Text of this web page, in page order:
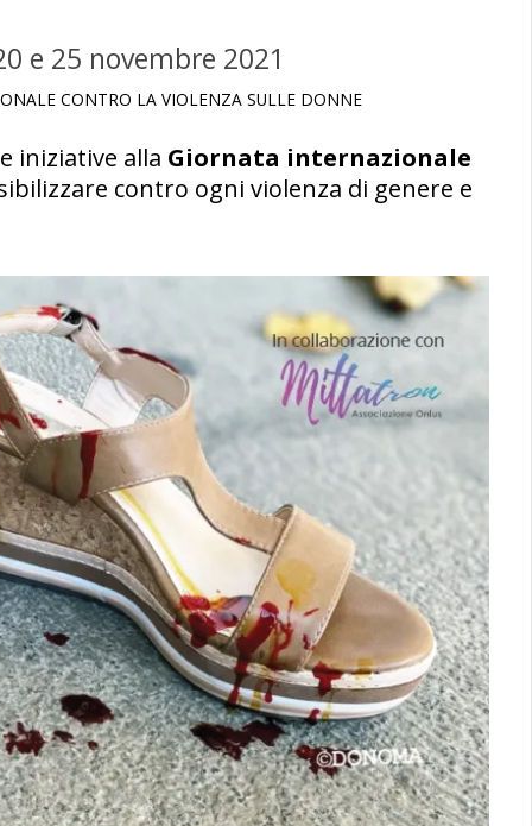
e 25 novembre 2021
CONTRO LA VIOLENZA SULLE DONNE
iniziative alla Giornata internazionale
contro ogni violenza di genere e